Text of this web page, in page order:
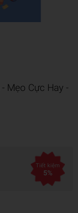
Mẹo Cực Hay -
Tiết kiệm
5%